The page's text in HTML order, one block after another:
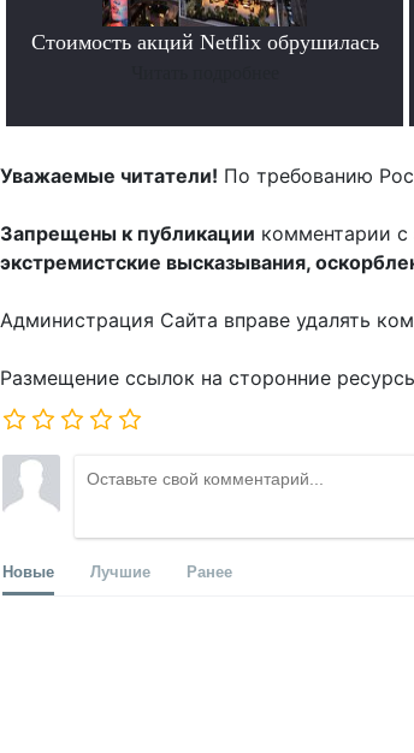
Стоимость акций Netflix обрушилась
Уважаемые читатели! По требованию
Запрещены к публикации комментарии с
экстремистские высказывания,
Администрация Сайта вправе удалять
Размещение ссылок на сторонние
Новые Лучшие Ранее